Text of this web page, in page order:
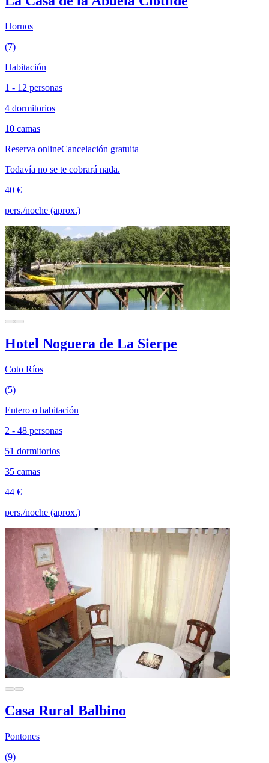
Hornos
(7)
Habitación
1 - 12 personas
4 dormitorios
10 camas
Reserva onlineCancelación gratuita
Todavía no se te cobrará nada.
40 €
pers./noche (aprox.)
Hotel Noguera de La Sierpe
Coto Ríos
(5)
Entero o habitación
2 - 48 personas
51 dormitorios
35 camas
44 €
pers./noche (aprox.)
Casa Rural Balbino
Pontones
(9)